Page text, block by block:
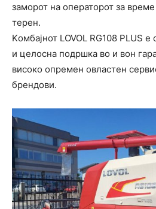
заморот на операторот за
терен.
Kомбајнот LOVOL RG108 PLUS
и целосна подршка во и вон
високо опремен овластен
брендови.